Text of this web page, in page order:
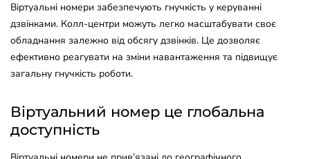
Віртуальні номери забезпечують гнучкість у керуванні
дзвінками. Колл-центри можуть легко масштабувати своє
обладнання залежно від обсягу дзвінків. Це дозволяє
ефективно реагувати на зміни навантаження та підвищує
загальну гнучкість роботи.
Віртуальний номер це глобальна
доступність